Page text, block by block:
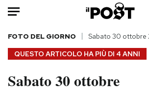
Auto
HOME
Italia
QUESTO ARTICOLO HA PIÙ DI 4 ANNI
FOTO DEL GIORNO Sabato 30 ottobre
Sabato 30 ottobre